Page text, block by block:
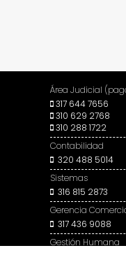
Área Judicial
317 644 7656
310 629 2768
310 288 1722
Contabilidad
320 488 5014
Sistemas
316 815 2873
Gerencia
317 436 9088
Gestión Humana